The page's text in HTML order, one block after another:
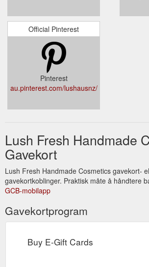
Official Pinterest
Pinterest
au.pinterest.com/lushausnz/
Lush Fresh Handmade
Gavekort
Lush Fresh Handmade Cosmetics gavekort-
gavekortkoblinger. Praktisk måte å håndtere
GCB-mobilapp
Gavekortprogram
Buy E-Gift Cards